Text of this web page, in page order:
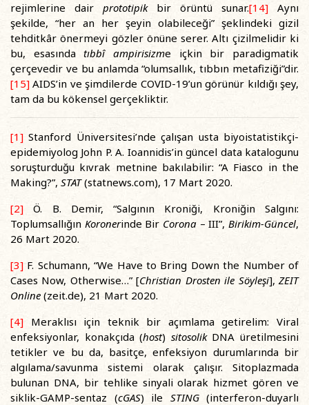
rejimlerine dair prototipikbir örüntü sunar.[14] Aynı
şekilde, “her an her şeyin olabileceği” şeklindeki gizil
tehditkâr önermeyi gözler önüne serer. Altı çizilmelidir ki
bu, esasındatıbbî ampirisizme içkin bir paradigmatik
çerçevedir ve bu anlamda “olumsallık, tıbbın metafiziği”dir.
[15] AIDS’in ve şimdilerde COVID-19’un görünür kıldığı şey,
tam da bu kökensel gerçekliktir.
[1] Stanford Üniversitesi’nde çalışan usta biyoistatistikçi-
epidemiyolog John P. A. Ioannidis’in güncel data katalogunu
soruşturduğu kıvrak metnine bakılabilir: “A Fiasco in the
Making?”, STAT(statnews.com), 17 Mart 2020.
[2] Ö. B. Demir, “Salgının Kroniği, Kroniğin Salgını:
Toplumsallığın Koronerinde Bir Corona – III”,Birikim-Güncel,
26 Mart 2020.
[3] F. Schumann, “We Have to Bring Down the Number of
Cases Now, Otherwise…” [Christian Drosten ile Söyleşi],ZEIT
Online (zeit.de), 21 Mart 2020.
[4] Meraklısı için teknik bir açımlama getirelim: Viral
enfeksiyonlar, konakçıda (host) sitosolikDNA üretilmesini
tetikler ve bu da, basitçe, enfeksiyon durumlarında bir
algılama/savunma sistemi olarak çalışır. Sitoplazmada
bulunan DNA, bir tehlike sinyali olarak hizmet gören ve
siklik-GAMP-sentaz (cGAS) ile STING(interferon-duyarlı